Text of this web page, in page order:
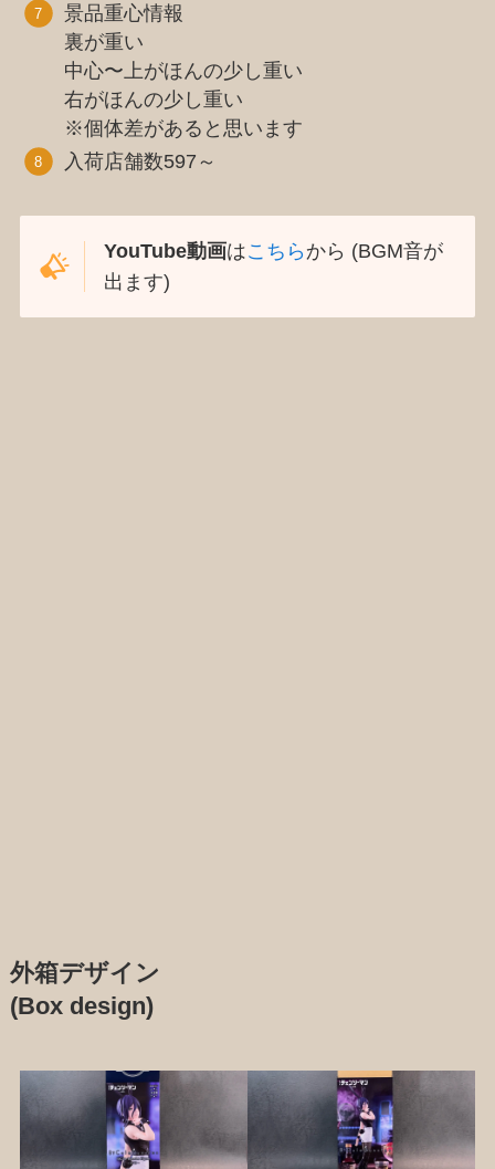
景品重心情報
裏が重い
中心〜上がほんの少し重い
右がほんの少し重い
※個体差があると思います
入荷店舗数597～
YouTube動画はこちら から (BGM音が
出ます)
外箱デザイン
(Box design)